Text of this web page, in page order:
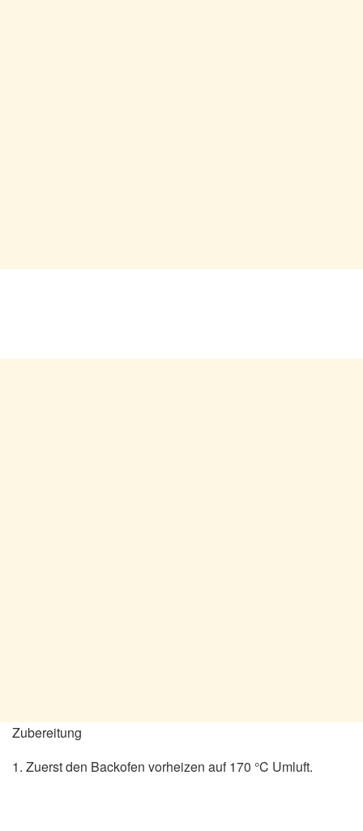
Zubereitung
1. Zuerst den Backofen vorheizen auf 170 °C Umluft.